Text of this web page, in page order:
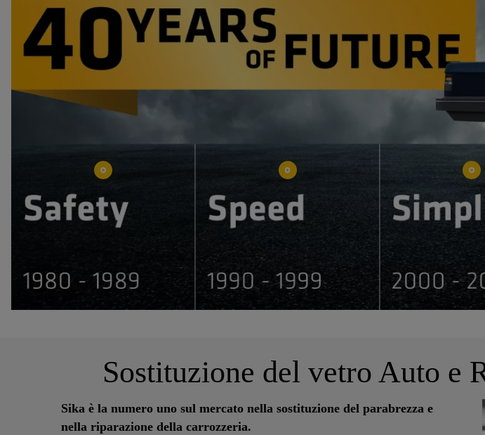
Sostituzione del vetro Auto e
Sika è la numero uno sul mercato nella sostituzione del parabrezza e
nella riparazione della carrozzeria.